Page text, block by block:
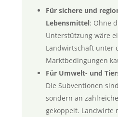
Für sichere und
Lebensmittel: Ohne
Unterstützung wäre
Landwirtschaft unter
Marktbedingungen
Für Umwelt- und
Die Subventionen
sondern an
gekoppelt. Landwirte